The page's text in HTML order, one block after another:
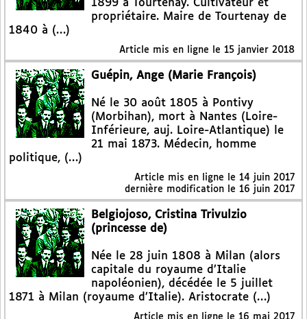
1899 à Tourtenay. Cultivateur et
propriétaire. Maire de Tourtenay de
1840 à (…)
Article mis en ligne le 15 janvier 2018
Guépin, Ange (Marie François)
Né le 30 août 1805 à Pontivy
(Morbihan), mort à Nantes (Loire-
Inférieure, auj. Loire-Atlantique) le
21 mai 1873. Médecin, homme
politique, (…)
Article mis en ligne le 14 juin 2017
dernière modification le 16 juin 2017
Belgiojoso, Cristina Trivulzio
(princesse de)
Née le 28 juin 1808 à Milan (alors
capitale du royaume d’Italie
napoléonien), décédée le 5 juillet
1871 à Milan (royaume d’Italie). Aristocrate (…)
Article mis en ligne le 16 mai 2017